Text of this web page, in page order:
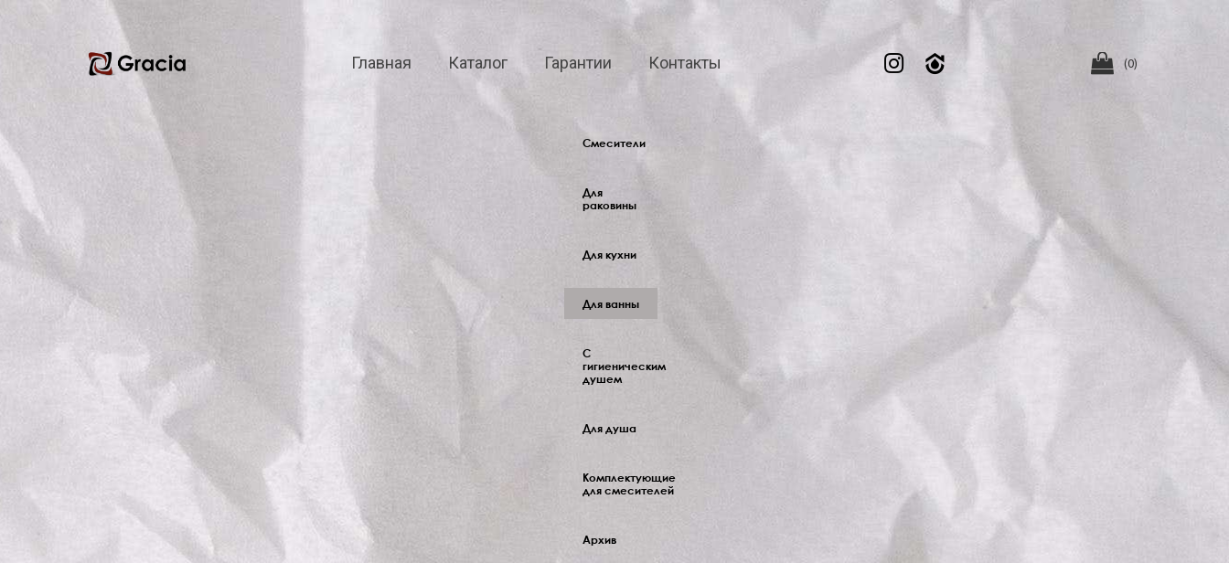
Главная Каталог Гарантии Контакты   (0)
Смесители
Для
раковины
Для кухни
Для ванны
С
гигиеническим
душем
Для душа
Комплектующие
для смесителей
Архив